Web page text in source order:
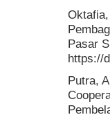
Pasar
https://
Putra,